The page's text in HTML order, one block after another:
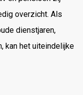
overzicht. Als
dienstjaren,
kan het uiteindelijke